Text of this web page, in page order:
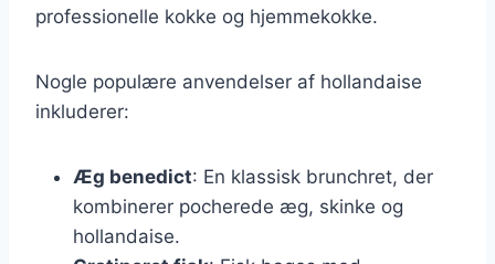
professionelle kokke og hjemmekokke.
Nogle populære anvendelser af hollandaise
inkluderer:
Æg benedict: En klassisk brunchret, der
kombinerer pocherede æg, skinke og
hollandaise.